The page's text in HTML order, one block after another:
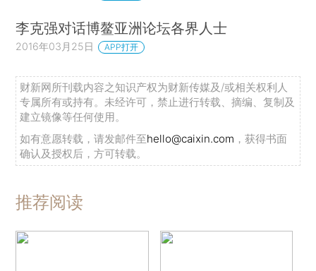
李克强对话博鳌亚洲论坛各界人士
2016年03月25日 APP打开
财新网所刊载内容之知识产权为财新传媒及/或相关权利人
专属所有或持有。未经许可，禁止进行转载、摘编、复制及
建立镜像等任何使用。
如有意愿转载，请发邮件至hello@caixin.com ，获得书面
确认及授权后，方可转载。
推荐阅读